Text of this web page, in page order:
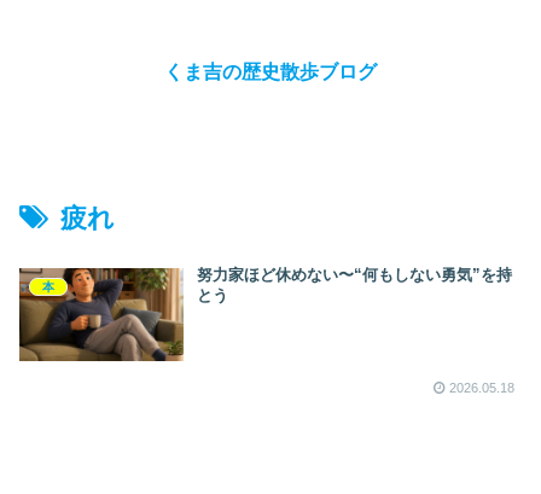
くま吉の歴史散歩ブログ
疲れ
本
努力家ほど休めない〜“何もしない勇気”を持
とう
2026.05.18